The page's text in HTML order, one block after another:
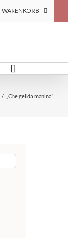
WARENKORB
/ „Che gelida manina“